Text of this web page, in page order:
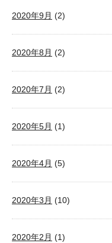
2020年9月 (2)
2020年8月 (2)
2020年7月 (2)
2020年5月 (1)
2020年4月 (5)
2020年3月 (10)
2020年2月 (1)